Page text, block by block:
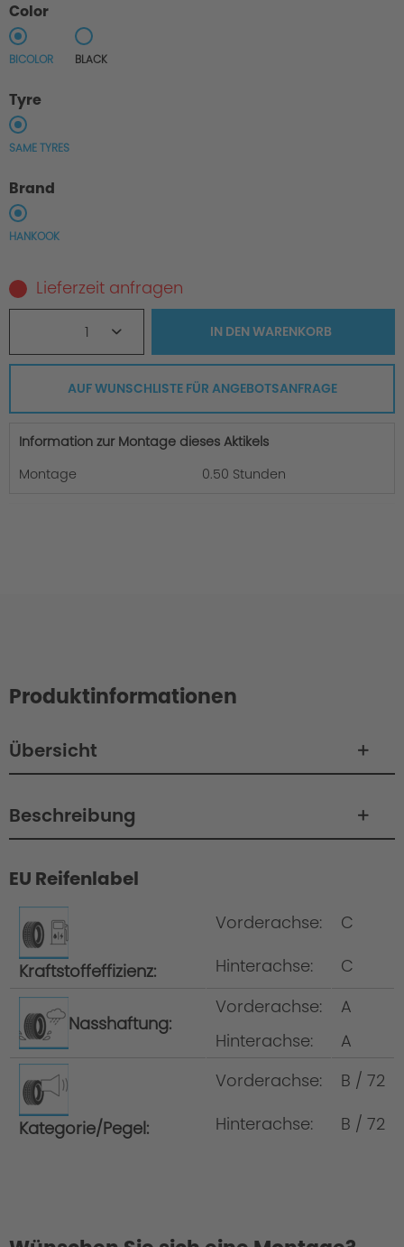
Color
BICOLOR BLACK
Tyre
SAME TYRES
Brand
HANKOOK
Lieferzeit anfragen
1 IN DENWARENKORB
AUF WUNSCHLISTE FÜR ANGEBOTSANFRAGE
Information zur Montage dieses Aktikels
Montage
0.50 Stunden
Produktinformationen
Übersicht
Beschreibung
Wheel/complete wheel = rim incl. tyre
Wheel set = 4 wheels All-round tyres =
same tyre size on the front and the rear
axle
EU Reifenlabel
Kraftstoffeffizienz:
Vorderachse:
C
Hinterachse:
C
Nasshaftung:
Vorderachse:
A
Hinterachse:
A
Kategorie/Pegel:
Vorderachse:
B / 72
Hinterachse:
B / 72